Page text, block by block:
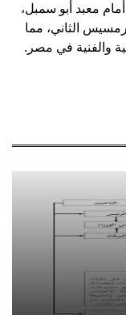
فنية أمام معبد أبو سمبل،
الثاني، مما
والفنية في مصر.